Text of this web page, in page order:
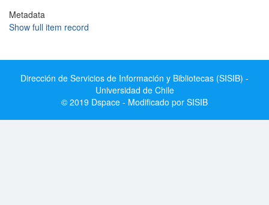
Metadata
Show full item record
Dirección de Servicios de Información y Bibliotecas (SISIB) -
Universidad de Chile
© 2019 Dspace - Modificado por SISIB